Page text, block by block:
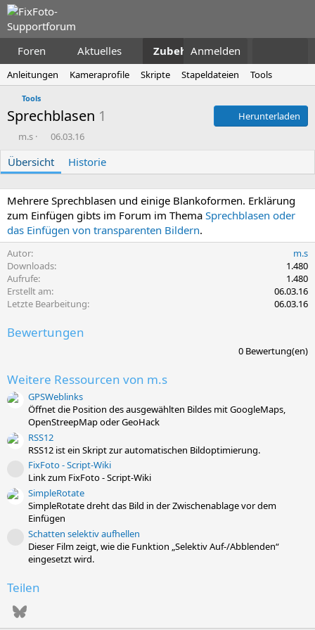
Foren Aktuelles ZubehörAnmelden
Anleitungen Kameraprofile Skripte Stapeldateien Tools
Tools
Sprechblasen 1
Herunterladen
A
t
o
r
m.s
D
t
u
m
E
r
t
l
u
n
06.03.16
Übersicht Historie
Mehrere Sprechblasen und einige Blankoformen. Erklärung
zum Einfügen gibts im Forum im Thema Sprechblasen oder
das Einfügen von transparenten Bildern.
Autor
m.s
Downloads
1.480
Aufrufe
1.480
Erstellt am
06.03.16
Letzte Bearbeitung
06.03.16
Bewertungen
0
t
e
r
(
e
)
0 Bewertung(en)
Weitere Ressourcen von m.s
GPSWeblinks
Öffnet die Position des ausgewählten Bildes mit GoogleMaps,
OpenStreepMap oder GeoHack
RSS12
RSS12 ist ein Skript zur automatischen Bildoptimierung.
Ressourcen-Icon
FixFoto - Script-Wiki
Link zum FixFoto - Script-Wiki
SimpleRotate
SimpleRotate dreht das Bild in der Zwischenablage vor dem
Einfügen
Ressourcen-Icon
Schatten selektiv aufhellen
Dieser Film zeigt, wie die Funktion „Selektiv Auf-/Abblenden“
eingesetzt wird.
Teilen
Bluesky